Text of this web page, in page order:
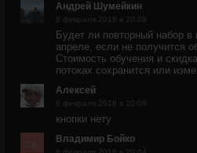
Андрей Шумейкин
8 февраля 2018 в 20:09
Будет ли повторный набор
апреле, если не получится
Стоимость обучения и
потоках сохранится или
Алексей
8 февраля 2018 в 20:08
кнопки нету
Владимир Бойко